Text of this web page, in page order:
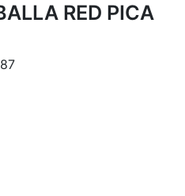
RED PICA